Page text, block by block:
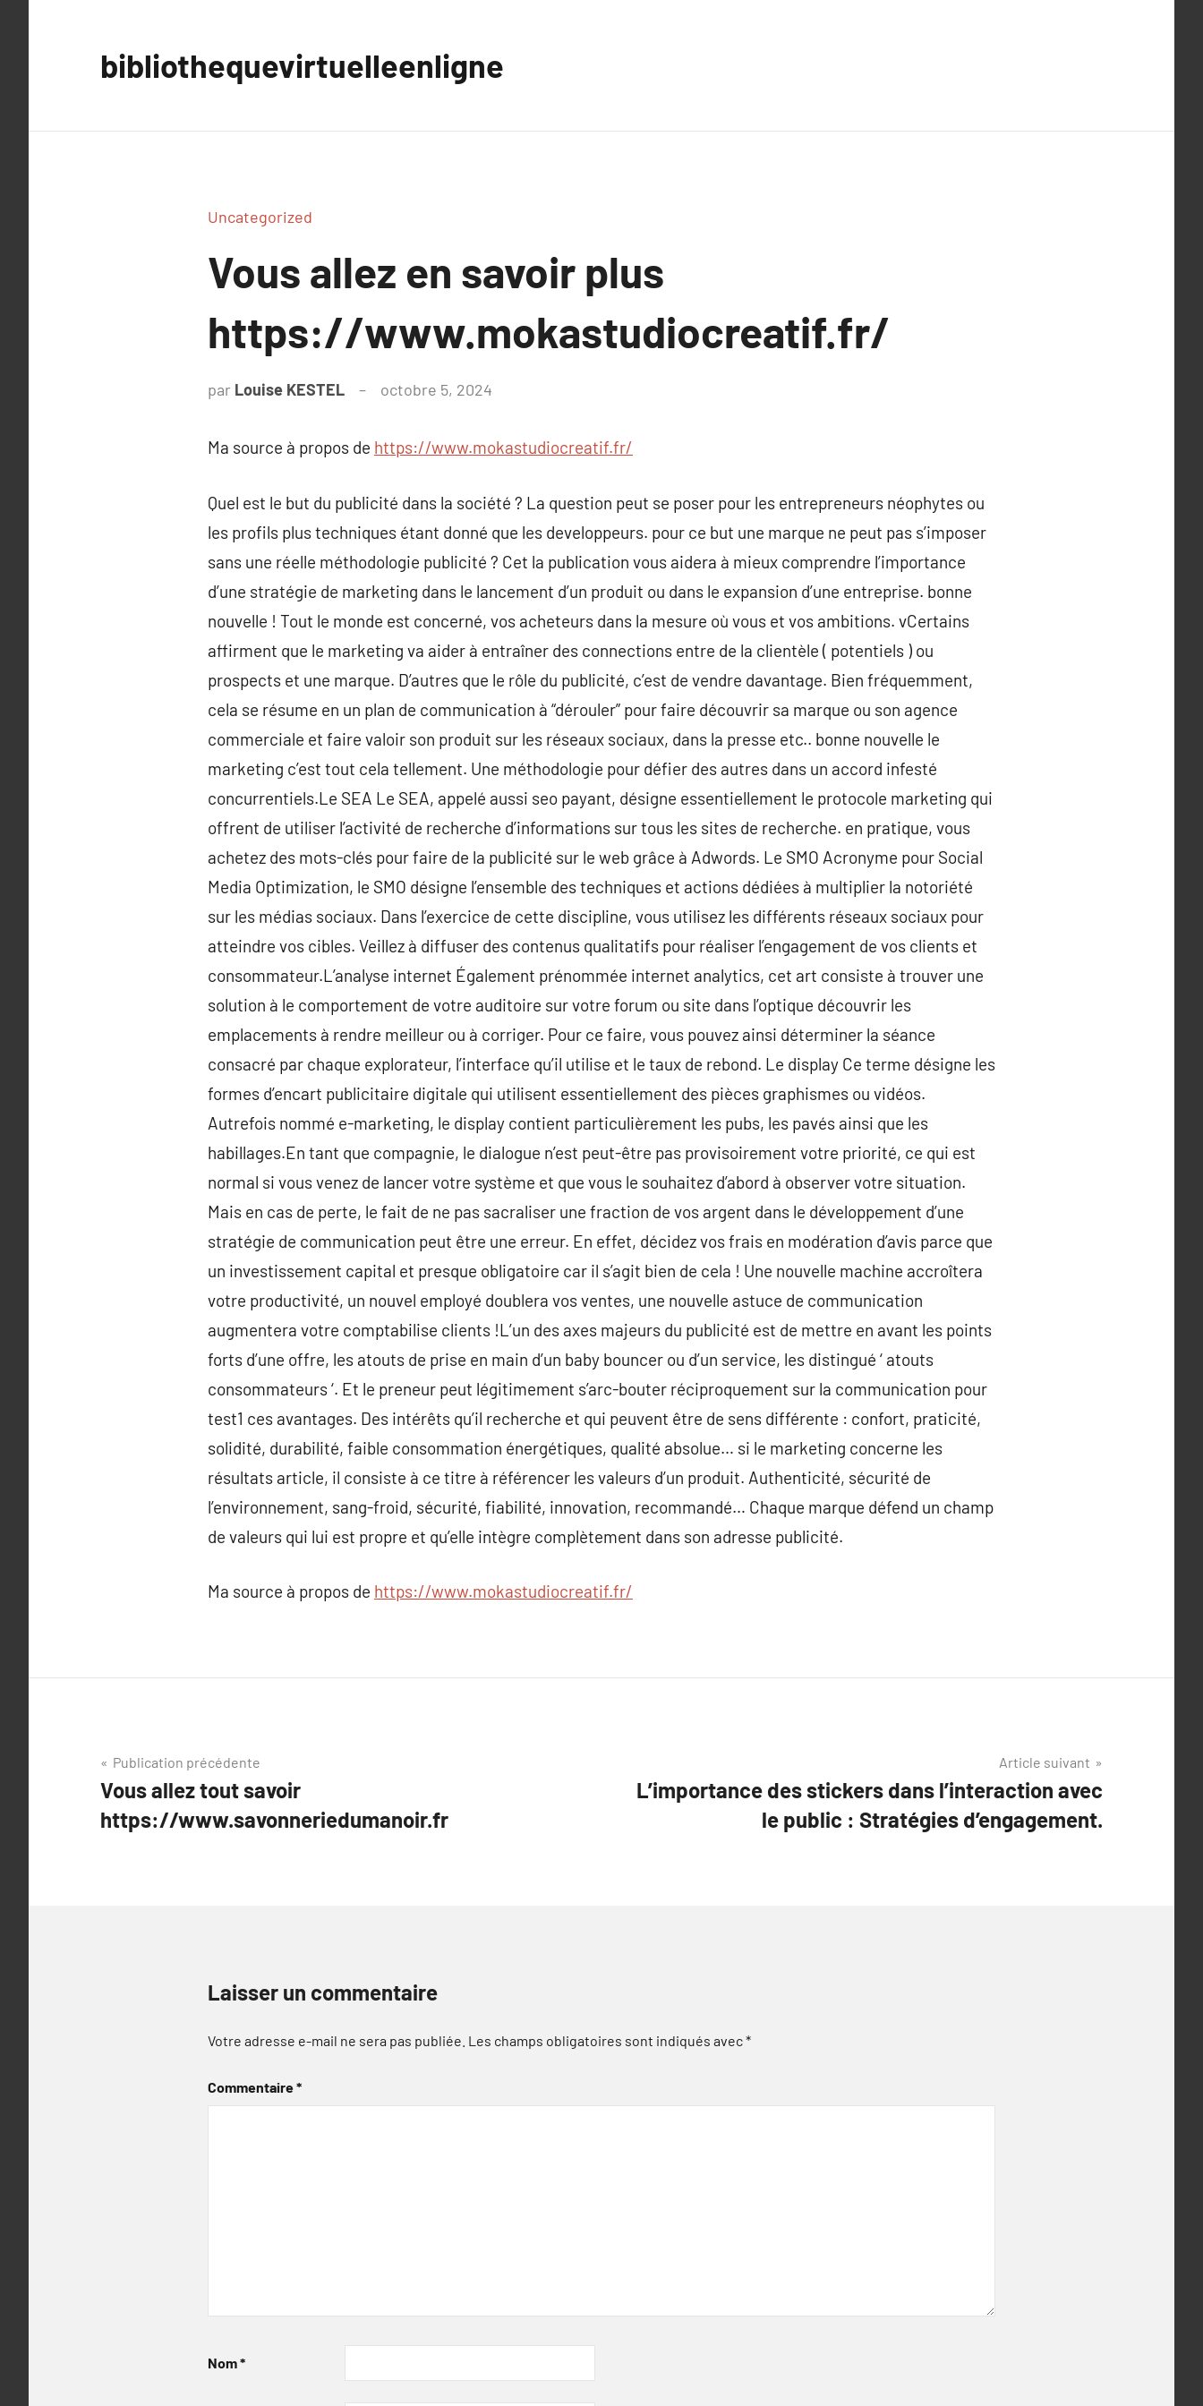
bibliothequevirtuelleenligne
Uncategorized
Vous allez en savoir plus
https://www.mokastudiocreatif.fr/
par Louise KESTEL octobre 5, 2024
Ma source à propos de https://www.mokastudiocreatif.fr/
Quel est le but du publicité dans la société ? La question peut se poser pour les entrepreneurs néophytes ou
les profils plus techniques étant donné que les developpeurs. pour ce but une marque ne peut pas s’imposer
sans une réelle méthodologie publicité ? Cet la publication vous aidera à mieux comprendre l’importance
d’une stratégie de marketing dans le lancement d’un produit ou dans le expansion d’une entreprise. bonne
nouvelle ! Tout le monde est concerné, vos acheteurs dans la mesure où vous et vos ambitions. vCertains
affirment que le marketing va aider à entraîner des connections entre de la clientèle ( potentiels ) ou
prospects et une marque. D’autres que le rôle du publicité, c’est de vendre davantage. Bien fréquemment,
cela se résume en un plan de communication à “dérouler” pour faire découvrir sa marque ou son agence
commerciale et faire valoir son produit sur les réseaux sociaux, dans la presse etc.. bonne nouvelle le
marketing c’est tout cela tellement. Une méthodologie pour défier des autres dans un accord infesté
concurrentiels.Le SEA Le SEA, appelé aussi seo payant, désigne essentiellement le protocole marketing qui
offrent de utiliser l’activité de recherche d’informations sur tous les sites de recherche. en pratique, vous
achetez des mots-clés pour faire de la publicité sur le web grâce à Adwords. Le SMO Acronyme pour Social
Media Optimization, le SMO désigne l’ensemble des techniques et actions dédiées à multiplier la notoriété
sur les médias sociaux. Dans l’exercice de cette discipline, vous utilisez les différents réseaux sociaux pour
atteindre vos cibles. Veillez à diffuser des contenus qualitatifs pour réaliser l’engagement de vos clients et
consommateur.L’analyse internet Également prénommée internet analytics, cet art consiste à trouver une
solution à le comportement de votre auditoire sur votre forum ou site dans l’optique découvrir les
emplacements à rendre meilleur ou à corriger. Pour ce faire, vous pouvez ainsi déterminer la séance
consacré par chaque explorateur, l’interface qu’il utilise et le taux de rebond. Le display Ce terme désigne les
formes d’encart publicitaire digitale qui utilisent essentiellement des pièces graphismes ou vidéos.
Autrefois nommé e-marketing, le display contient particulièrement les pubs, les pavés ainsi que les
habillages.En tant que compagnie, le dialogue n’est peut-être pas provisoirement votre priorité, ce qui est
normal si vous venez de lancer votre système et que vous le souhaitez d’abord à observer votre situation.
Mais en cas de perte, le fait de ne pas sacraliser une fraction de vos argent dans le développement d’une
stratégie de communication peut être une erreur. En effet, décidez vos frais en modération d’avis parce que
un investissement capital et presque obligatoire car il s’agit bien de cela ! Une nouvelle machine accroîtera
votre productivité, un nouvel employé doublera vos ventes, une nouvelle astuce de communication
augmentera votre comptabilise clients !L’un des axes majeurs du publicité est de mettre en avant les points
forts d’une offre, les atouts de prise en main d’un baby bouncer ou d’un service, les distingué ‘ atouts
consommateurs ‘. Et le preneur peut légitimement s’arc-bouter réciproquement sur la communication pour
test1 ces avantages. Des intérêts qu’il recherche et qui peuvent être de sens différente : confort, praticité,
solidité, durabilité, faible consommation énergétiques, qualité absolue… si le marketing concerne les
résultats article, il consiste à ce titre à référencer les valeurs d’un produit. Authenticité, sécurité de
l’environnement, sang-froid, sécurité, fiabilité, innovation, recommandé… Chaque marque défend un champ
de valeurs qui lui est propre et qu’elle intègre complètement dans son adresse publicité.
Ma source à propos de https://www.mokastudiocreatif.fr/
Navigation
de
l’article
Publication précédente
Vous allez tout savoir
https://www.savonneriedumanoir.fr
Article suivant
L’importance des stickers dans l’interaction avec
le public : Stratégies d’engagement.
Laisser un commentaire
Votre adresse e-mail ne sera pas publiée. Les champs obligatoires sont indiqués avec*
Commentaire*
Nom*